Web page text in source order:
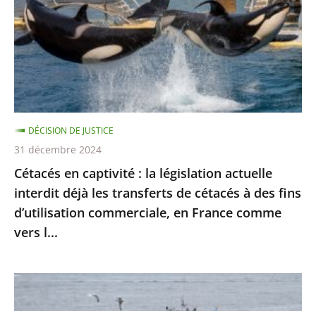
la
législation
actuelle
interdit
déjà
les
transferts
de
cétacés
à
des
fins
commerciale,
en
Cétacés en captivité : la législation actuelle
interdit déjà les transferts de cétacés à des fins
d’utilisation commerciale, en France comme
vers l...
DÉCISION DE JUSTICE
31 décembre 2024
Protection
des